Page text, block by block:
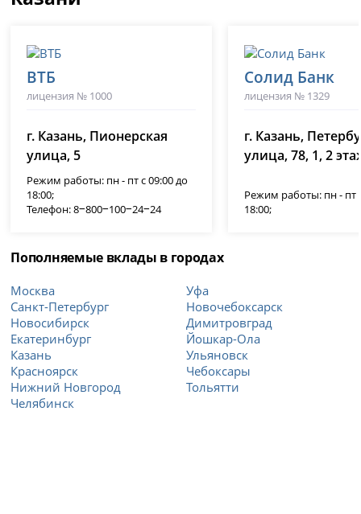
ВТБ
лицензия № 1000
г. Казань, Пионерская
улица, 5
Режим работы: пн - пт с 09:00 до
18:00;
Телефон: 8‒800‒100‒24‒24
Солид Банк
лицензия № 1329
г. Казань,
улица, 78, 1, 2
Режим работы: пн - пт
18:00;
Пополняемые вклады в городах
Москва
Санкт-Петербург
Новосибирск
Екатеринбург
Казань
Красноярск
Нижний Новгород
Челябинск
Уфа
Новочебоксарск
Димитровград
Йошкар-Ола
Ульяновск
Чебоксары
Тольятти